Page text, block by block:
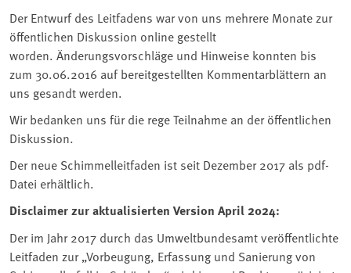
Der Entwurf des Leitfadens war von uns mehrere Monate zur
öffentlichen Diskussion online gestellt
worden. Änderungsvorschläge und Hinweise konnten bis
zum 30.06.2016 auf bereitgestellten Kommentarblättern an
uns gesandt werden.
Wir bedanken uns für die rege Teilnahme an der öffentlichen
Diskussion.
Der neue Schimmelleitfaden ist seit Dezember 2017 als pdf-
Datei erhältlich.
Disclaimer zur aktualisierten Version April 2024:
Der im Jahr 2017 durch das Umweltbundesamt veröffentlichte
Leitfaden zur „Vorbeugung, Erfassung und Sanierung von